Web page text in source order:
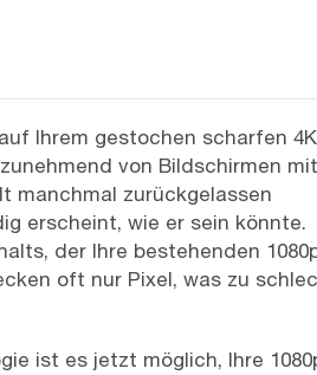
Ihrem gestochen scharfen
von Bildschirmen mit
manchmal zurückgelassen
erscheint, wie er sein könnte.
der Ihre bestehenden
oft nur Pixel, was zu
ist es jetzt möglich, Ihre